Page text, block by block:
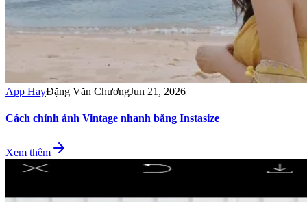
App HayĐặng Văn ChươngJun 21, 2026
Cách chỉnh ảnh Vintage nhanh bằng Instasize
Xem thêm